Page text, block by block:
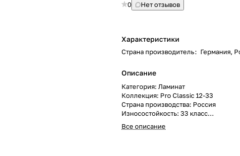
0 Нет отзывов
Характеристики
Страна производитель: Германия,
Описание
Категория: Ламинат
Коллекция: Pro Classic 12-33
Страна производства: Россия
Износостойкость: 33 класс
Гарантия: 20 лет
Поверхность: полуматовая
Все описание